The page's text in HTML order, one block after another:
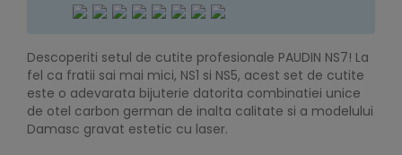
Descoperiti setul de cutite profesionale PAUDIN NS7! La
fel ca fratii sai mai mici, NS1 si NS5, acest set de cutite
este o adevarata bijuterie datorita combinatiei unice
de otel carbon german de inalta calitate si a modelului
Damasc gravat estetic cu laser.